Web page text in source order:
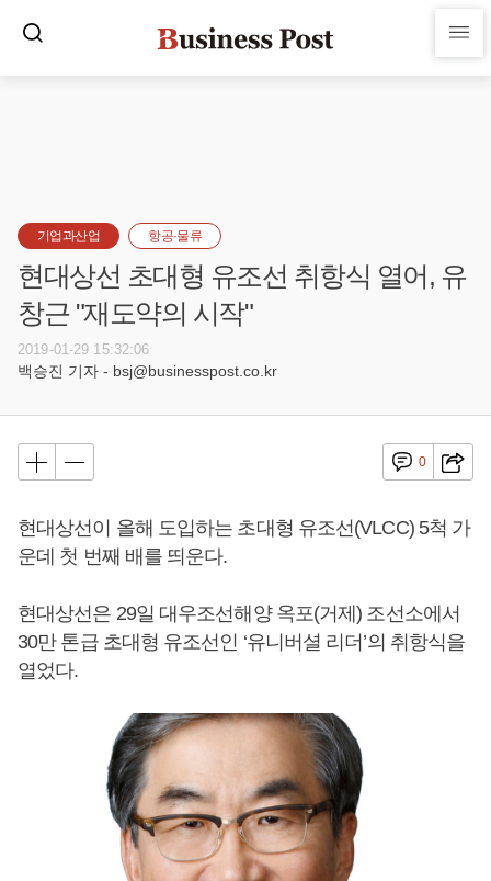
기업과산업 항공·물류
현대상선 초대형 유조선 취항식 열어, 유
창근 "재도약의 시작"
2019-01-29 15:32:06
백승진 기자 - bsj@businesspost.co.kr
0
현대상선이 올해 도입하는 초대형 유조선(VLCC) 5척 가
운데 첫 번째 배를 띄운다.
현대상선은 29일 대우조선해양 옥포(거제) 조선소에서
30만 톤급 초대형 유조선인 ‘유니버셜 리더’의 취항식을
열었다.